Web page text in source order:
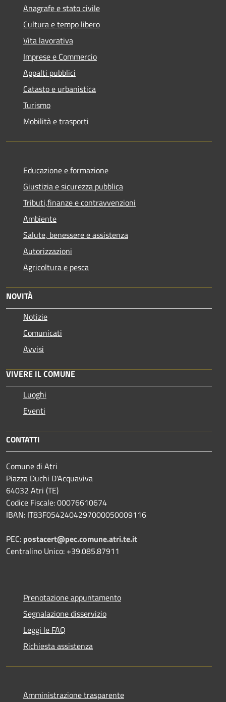
Anagrafe e stato civile
Cultura e tempo libero
Vita lavorativa
Imprese e Commercio
Appalti pubblici
Catasto e urbanistica
Turismo
Mobilità e trasporti
Educazione e formazione
Giustizia e sicurezza pubblica
Tributi,finanze e contravvenzioni
Ambiente
Salute, benessere e assistenza
Autorizzazioni
Agricoltura e pesca
NOVITÀ
Notizie
Comunicati
Avvisi
VIVERE IL COMUNE
Luoghi
Eventi
CONTATTI
Comune di Atri
Piazza Duchi D'Acquaviva
64032 Atri (TE)
Codice Fiscale: 00076610674
IBAN: IT83F0542404297000050009116
PEC: postacert@pec.comune.atri.te.it
Centralino Unico: +39.085.87911
Prenotazione appuntamento
Segnalazione disservizio
Leggi le FAQ
Richiesta assistenza
Amministrazione trasparente